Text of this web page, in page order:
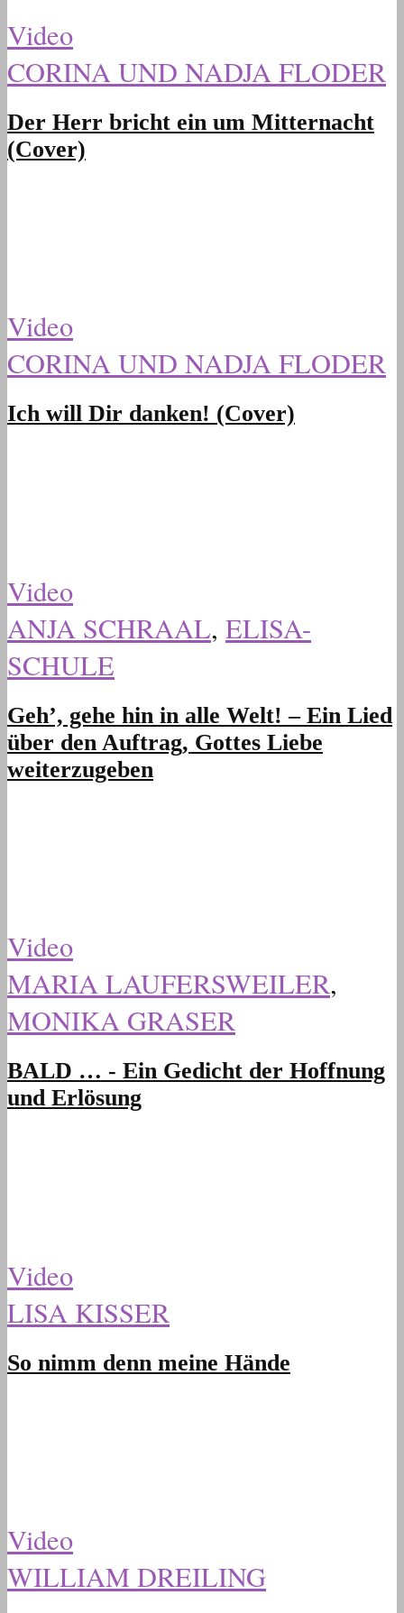
Video
CORINA UND NADJA FLODER
Der Herr bricht ein um Mitternacht
(Cover)
Video
CORINA UND NADJA FLODER
Ich will Dir danken! (Cover)
Video
ANJA SCHRAAL, ELISA-
SCHULE
Geh’, gehe hin in alle Welt! – Ein Lied
über den Auftrag, Gottes Liebe
weiterzugeben
Video
MARIA LAUFERSWEILER,
MONIKA GRASER
BALD … - Ein Gedicht der Hoffnung
und Erlösung
Video
LISA KISSER
So nimm denn meine Hände
Video
WILLIAM DREILING